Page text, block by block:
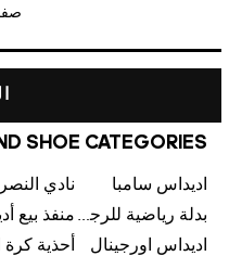
SHOE CATEGORIES
اديداس سامبا نادي النصر
بدلة رياضية للرجال من أديداس منفذ بيع
اديداس اورجينال